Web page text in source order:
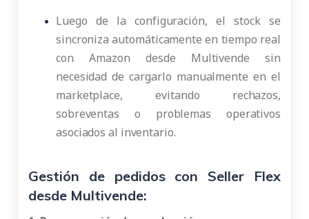
Luego de la configuración, el stock se
sincroniza automáticamente en tiempo real
con Amazon desde Multivende sin
necesidad de cargarlo manualmente en el
marketplace, evitando rechazos,
sobreventas o problemas operativos
asociados al inventario.
Gestión de pedidos con Seller Flex
desde Multivende: